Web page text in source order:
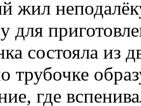
жил
для
состояла из
трубочке
где